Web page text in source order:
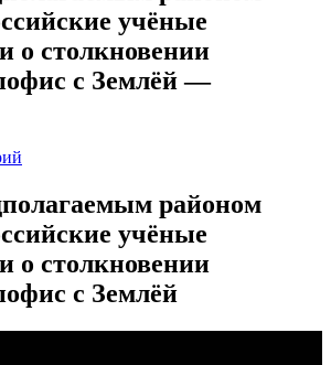
учёные
о столкновении
с Землёй —
районом
учёные
о столкновении
с Землёй